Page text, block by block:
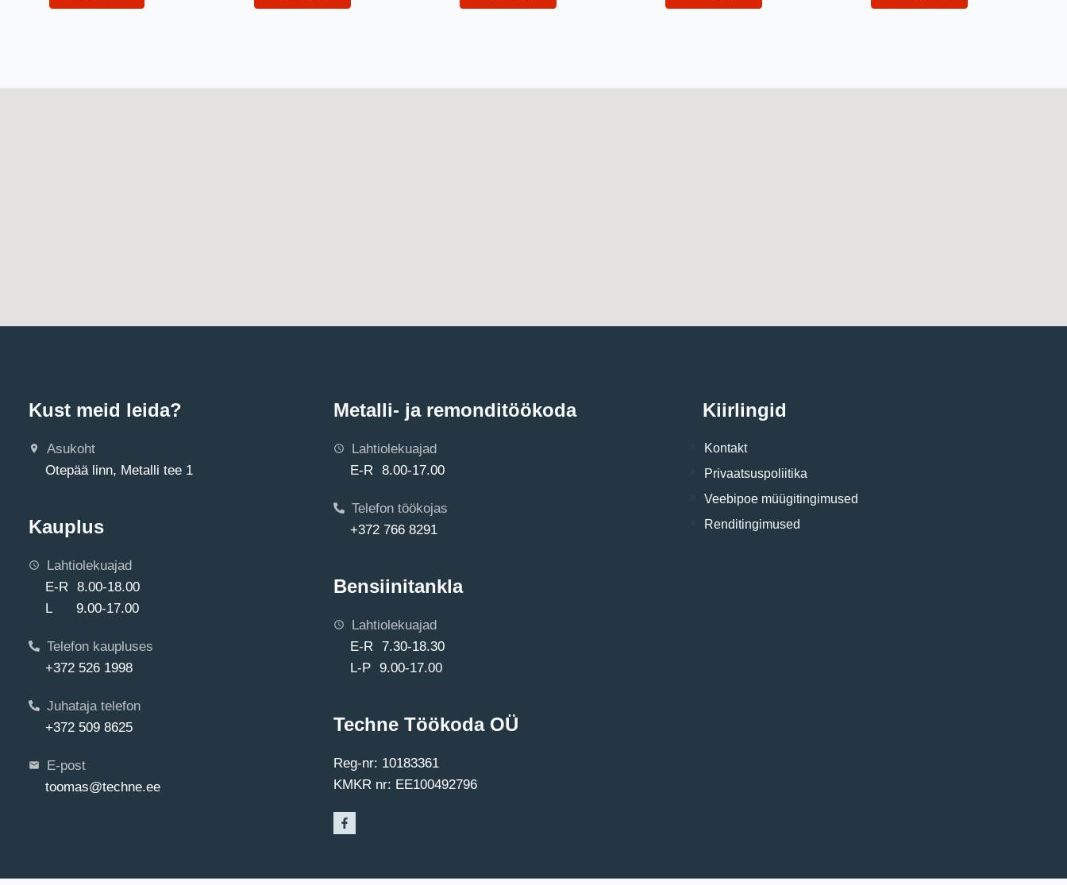
Kust meid leida?
Asukoht
Otepää linn, Metalli tee 1
Kauplus
Lahtiolekuajad
E-R 8.00-18.00
L 9.00-17.00
Telefon kaupluses
+372 526 1998
Juhataja telefon
+372 509 8625
E-post
toomas@techne.ee
Metalli- ja remonditöökoda
Lahtiolekuajad
E-R 8.00-17.00
Telefon töökojas
+372 766 8291
Bensiinitankla
Lahtiolekuajad
E-R 7.30-18.30
L-P 9.00-17.00
Techne Töökoda OÜ
Reg-nr: 10183361
KMKR nr: EE100492796
Kiirlingid
Kontakt
Privaatsuspoliitika
Veebipoe müügitingimused
Renditingimused